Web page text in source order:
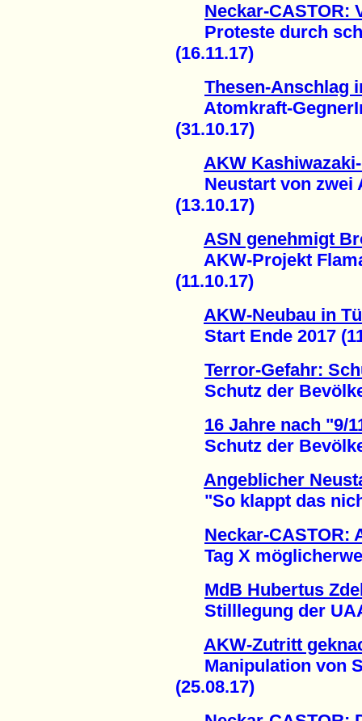
Neckar-CASTOR:
Proteste durch
(16.11.17)
Thesen-Anschlag
Atomkraft-
(31.10.17)
AKW
Neustart von zwei
(13.10.17)
ASN genehmigt
AKW-Projekt
(11.10.17)
AKW-Neubau in
Start Ende 2017
Terror-Gefahr:
Schutz der
16 Jahre nach "9/
Schutz der
Angeblicher
"So klappt das
Neckar-CASTOR:
Tag X
MdB Hubertus
Stilllegung der
AKW-Zutritt
Manipulation von
(25.08.17)